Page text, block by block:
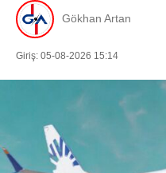
Gökhan Artan
Giriş: 05-08-2026 15:14